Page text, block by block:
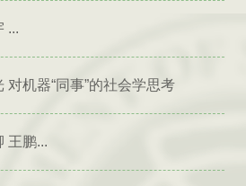
...
对机器“同事”的社会学思考
王鹏...